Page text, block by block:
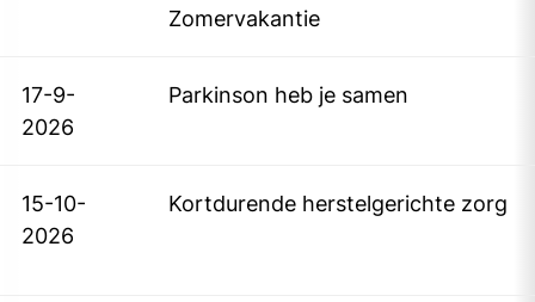
Zomervakantie
17-9-
2026
Parkinson heb je samen
15-10-
2026
Kortdurende herstelgerichte zorg